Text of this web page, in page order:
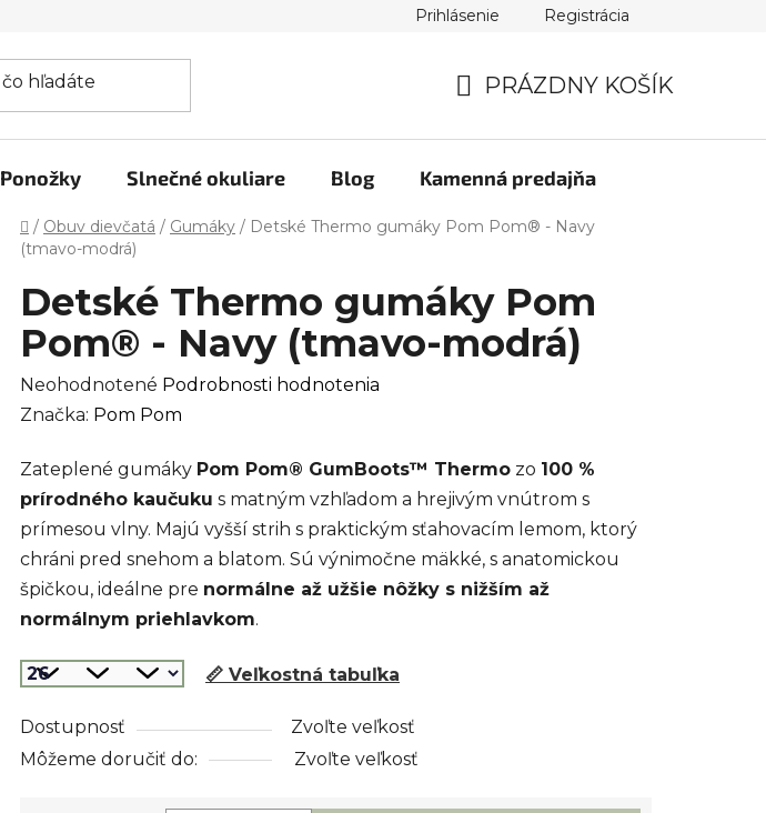
Prihlásenie Registrácia
KOŠÍK
PRÁZDNY KOŠÍK
Ponožky Slnečné okuliare Blog Kamenná predajňa
Domov
/ Obuv dievčatá / Gumáky / Detské Thermo gumáky Pom Pom® - Navy
(tmavo-modrá)
Detské Thermo gumáky Pom
Pom® - Navy (tmavo-modrá)
Priemerné
hodnotenie
je
0,0
z
5
hviezdičiek.
Neohodnotené Podrobnosti hodnotenia
Značka: Pom Pom
Zateplené gumáky Pom Pom® GumBoots™ Thermo zo 100 %
prírodného kaučuku s matným vzhľadom a hrejivým vnútrom s
prímesou vlny. Majú vyšší strih s praktickým sťahovacím lemom, ktorý
chráni pred snehom a blatom. Sú výnimočne mäkké, s anatomickou
špičkou, ideálne pre normálne až užšie nôžky s nižším až
normálnym priehlavkom.
📏 Veľkostná tabuľka
Dostupnosť
Zvoľte veľkosť
Môžeme doručiť do:
Zvoľte veľkosť